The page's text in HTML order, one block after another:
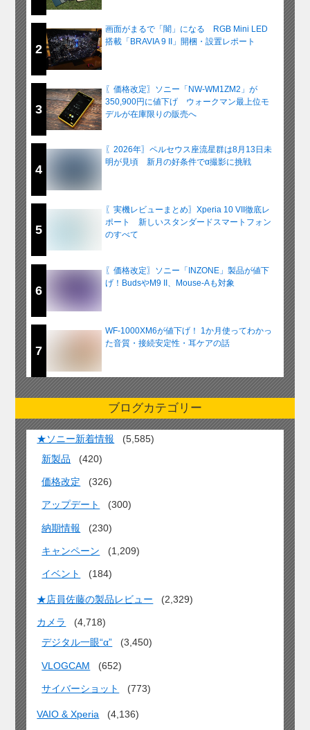
2
画面がまるで「闇」になる RGB Mini LED
搭載「BRAVIA 9 II」開梱・設置レポート
3
〖価格改定〗ソニー「NW-WM1ZM2」が
350,900円に値下げ ウォークマン最上位モ
デルが在庫限りの販売へ
4
〖2026年〗ペルセウス座流星群は8月13日未
明が見頃 新月の好条件でα撮影に挑戦
5
〖実機レビューまとめ〗Xperia 10 VII徹底レ
ポート 新しいスタンダードスマートフォン
のすべて
6
〖価格改定〗ソニー「INZONE」製品が値下
げ！BudsやM9 II、Mouse-Aも対象
7
WF-1000XM6が値下げ！ 1か月使ってわかっ
た音質・接続安定性・耳ケアの話
ブログカテゴリー
★ソニー新着情報
(5,585)
新製品
(420)
価格改定 (326)
アップデート (300)
納期情報 (230)
キャンペーン (1,209)
イベント (184)
★店員佐藤の製品レビュー (2,329)
カメラ
(4,718)
デジタル一眼“α”
(3,450)
VLOGCAM (652)
サイバーショット (773)
VAIO & Xperia
(4,136)